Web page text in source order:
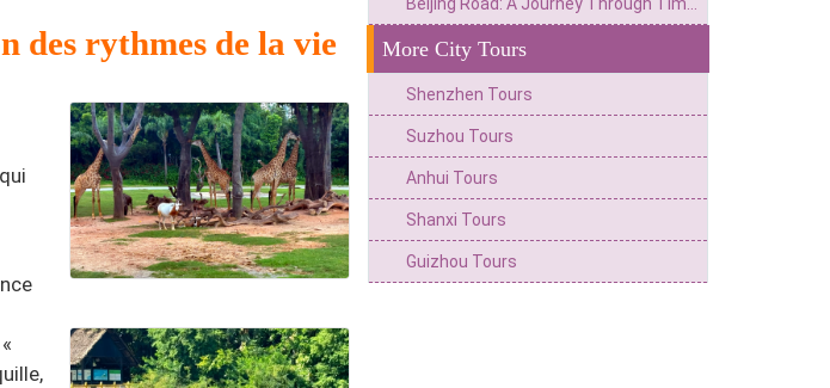
More City Tours
Shenzhen Tours
Suzhou Tours
Anhui Tours
Shanxi Tours
Guizhou Tours
des rythmes de la vie